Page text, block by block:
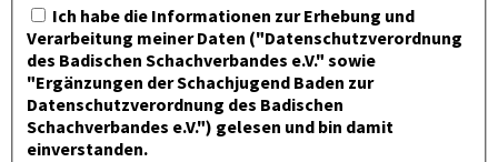
Ich habe die Informationen zur Erhebung und
Verarbeitung meiner Daten ("Datenschutzverordnung
des Badischen Schachverbandes e.V." sowie
"Ergänzungen der Schachjugend Baden zur
Datenschutzverordnung des Badischen
Schachverbandes e.V.") gelesen und bin damit
einverstanden.